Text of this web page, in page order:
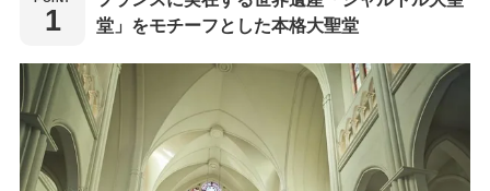
堂」をモチーフとした本格大聖堂